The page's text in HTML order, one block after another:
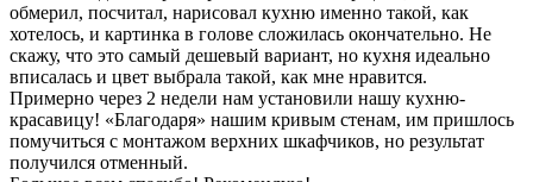
обмерил, посчитал, нарисовал кухню именно такой, как
хотелось, и картинка в голове сложилась окончательно. Не
скажу, что это самый дешевый вариант, но кухня идеально
вписалась и цвет выбрала такой, как мне нравится.
Примерно через 2 недели нам установили нашу кухню-
красавицу! «Благодаря» нашим кривым стенам, им пришлось
помучиться с монтажом верхних шкафчиков, но результат
получился отменный.